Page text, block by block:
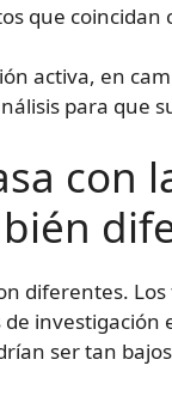
que
activa, en
para que
con
diferentes.
investigación
ser tan